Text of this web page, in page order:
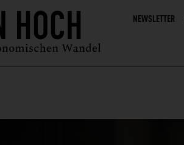
NEWSLETTER
ÜBER UNS SYMPOSIUM